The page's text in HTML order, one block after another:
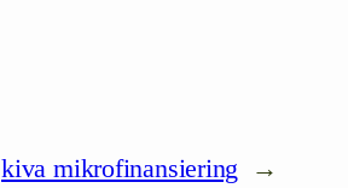
kiva mikrofinansiering →